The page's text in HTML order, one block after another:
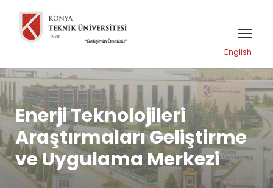
English
Enerji Teknolojileri
Araştırmaları Geliştirme
ve Uygulama Merkezi